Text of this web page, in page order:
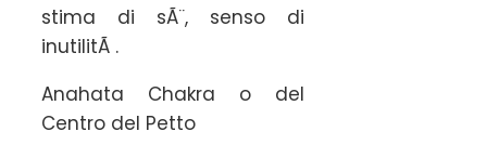
stima di sÃ¨, senso di
inutilitÃ .
Anahata Chakra o del
Centro del Petto